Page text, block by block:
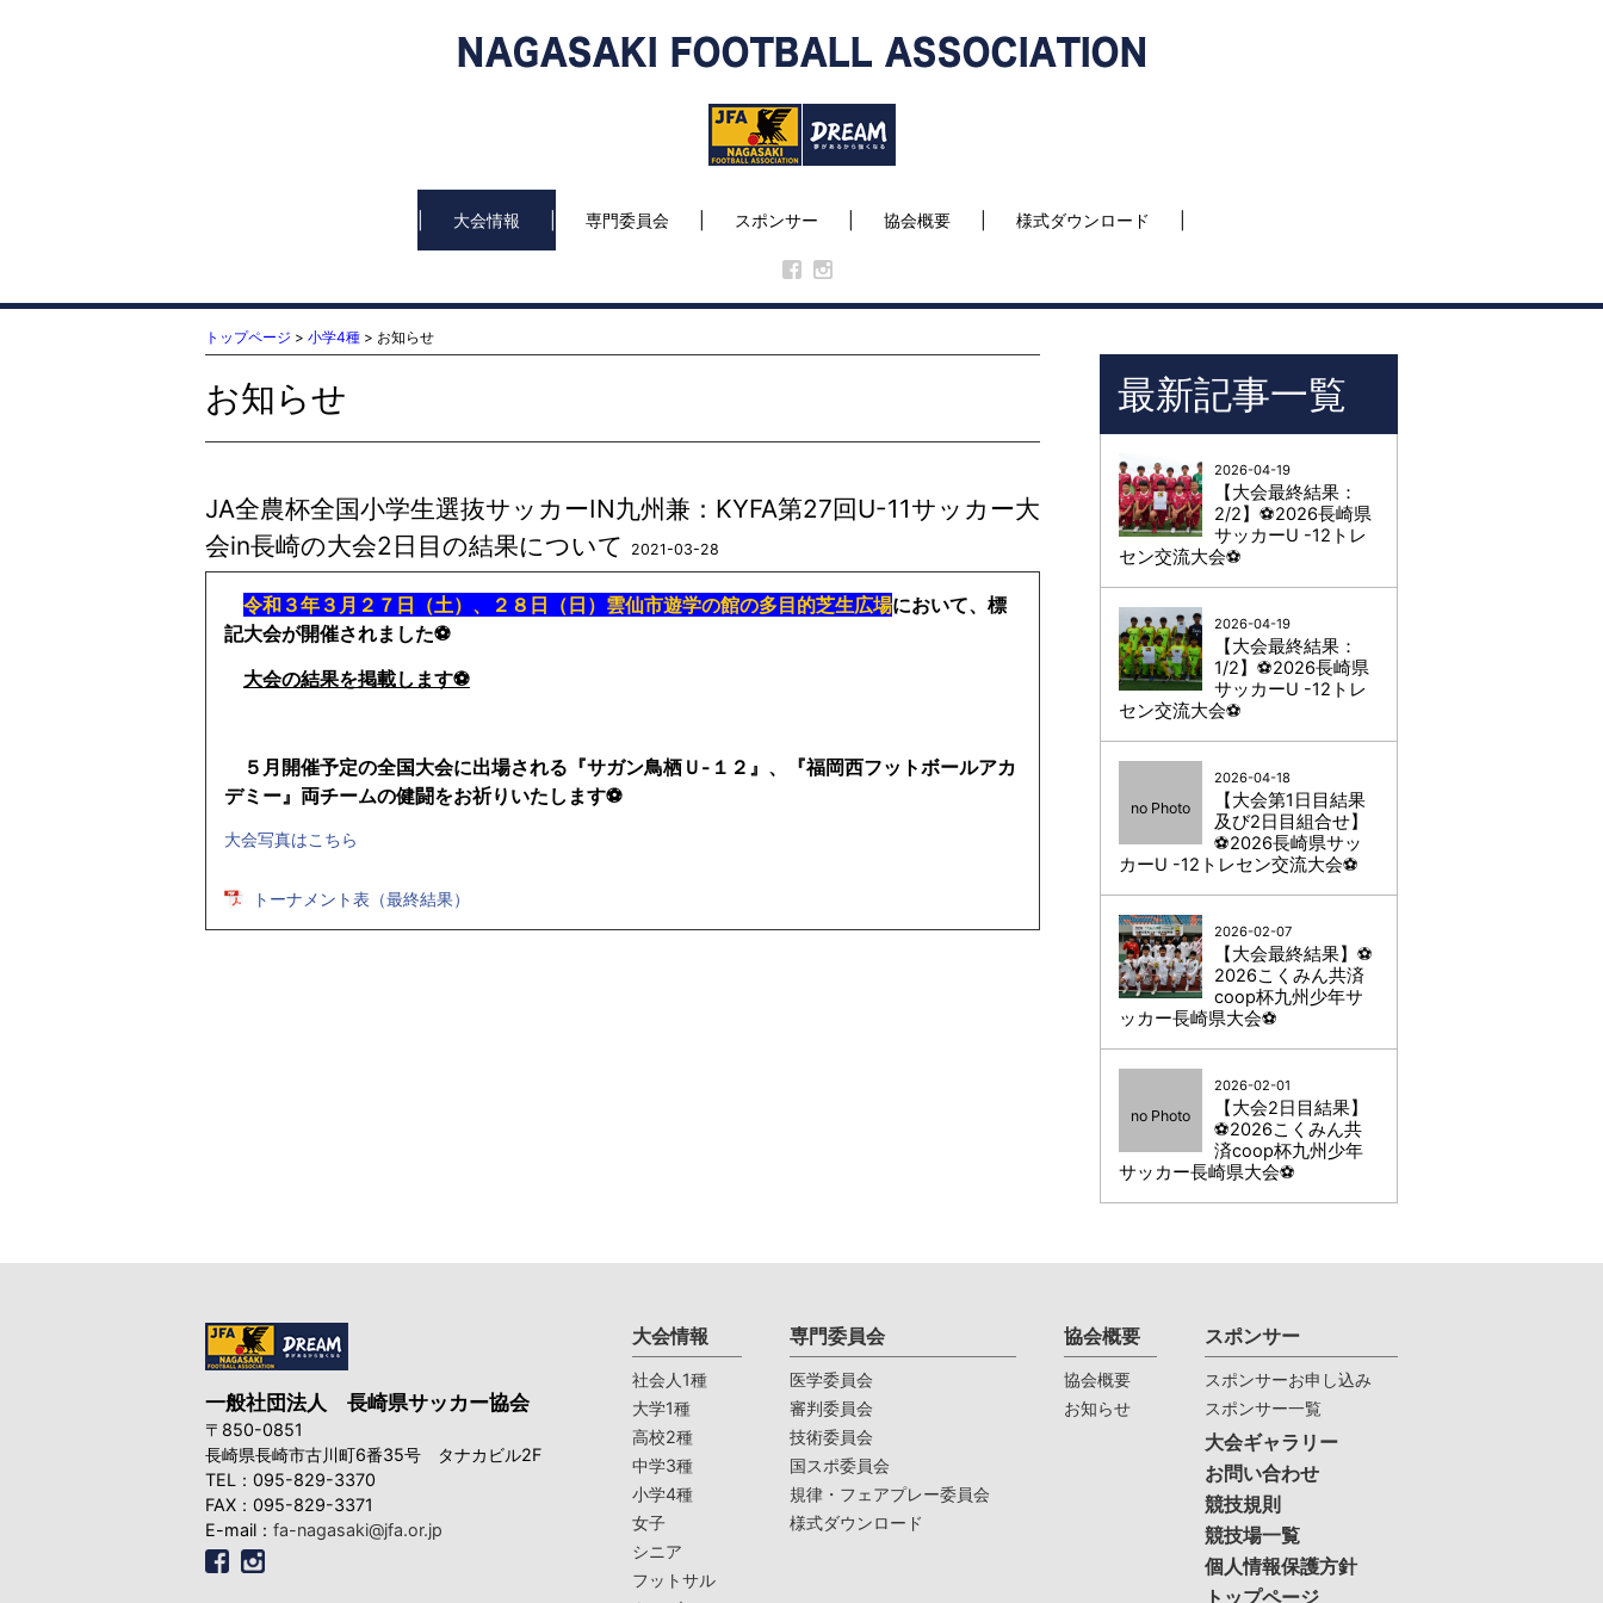
大会情報 専門委員会 スポンサー 協会概要 様式ダウンロード
トップページ > 小学4種 > お知らせ
お知らせ
JA全農杯全国小学生選抜サッカーIN九州兼：KYFA第27回U-11サッカー大
会in長崎の大会2日目の結果について
2021-03-28
令和３年３月２７日（土）、２８日（日）雲仙市遊学の館の多目的芝生広場において、標
記大会が開催されました⚽
大会の結果を掲載します⚽
５月開催予定の全国大会に出場される『サガン鳥栖Ｕ-１２』 、『福岡西フットボールアカ
デミー』 両チームの健闘をお祈りいたします⚽
大会写真はこちら
トーナメント表（最終結果）
最新記事一覧
2026-04-19
【大会最終結果：
2/2】⚽2026長崎県
サッカーU -12トレ
セン交流大会⚽
2026-04-19
【大会最終結果：
1/2】⚽2026長崎県
サッカーU -12トレ
セン交流大会⚽
no Photo
2026-04-18
【大会第1日目結果
及び2日目組合せ】
⚽2026長崎県サッ
カーU -12トレセン交流大会⚽
2026-02-07
【大会最終結果】⚽
2026こくみん共済
coop杯九州少年サ
ッカー長崎県大会⚽
no Photo
2026-02-01
【大会2日目結果】
⚽2026こくみん共
済coop杯九州少年
サッカー長崎県大会⚽
一般社団法人 長崎県サッカー協会
〒850-0851
長崎県長崎市古川町6番35号
タナカビル2F
TEL：095-829-3370
FAX：095-829-3371
E-mail： fa-nagasaki@jfa.or.jp
大会情報
社会人1種
大学1種
高校2種
中学3種
小学4種
女子
シニア
フットサル
専門委員会
医学委員会
審判委員会
技術委員会
国スポ委員会
規律・フェアプレー委員会
様式ダウンロード
協会概要
協会概要
お知らせ
スポンサー
スポンサーお申し込み
スポンサー一覧
大会ギャラリー
お問い合わせ
競技規則
競技場一覧
個人情報保護方針
トップページ